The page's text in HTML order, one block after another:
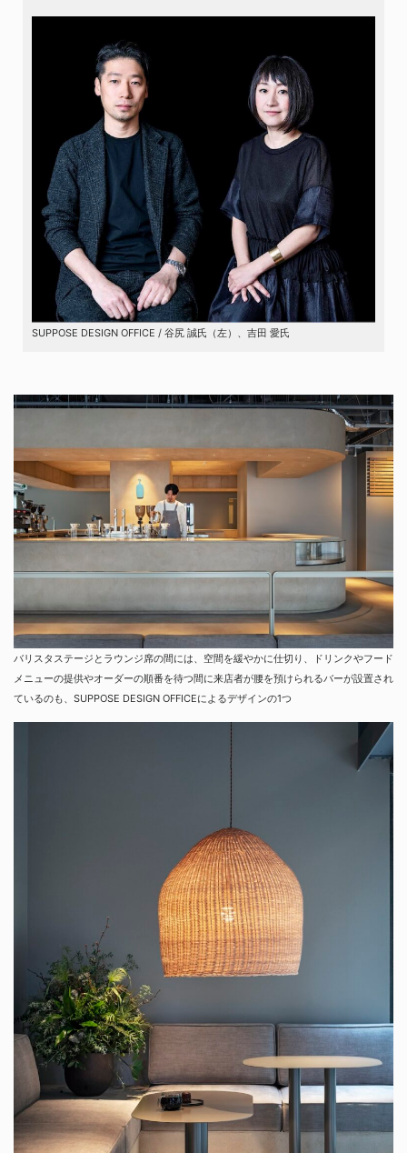
SUPPOSE DESIGN OFFICE / 谷尻 誠氏（左）、吉田 愛氏
バリスタステージとラウンジ席の間には、空間を緩やかに仕切り、ドリンクやフード
メニューの提供やオーダーの順番を待つ間に来店者が腰を預けられるバーが設置され
ているのも、SUPPOSE DESIGN OFFICEによるデザインの1つ